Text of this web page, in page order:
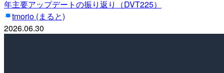
年主要アップデートの振り返り（DVT225）
tmorio (まると)
2026.06.30